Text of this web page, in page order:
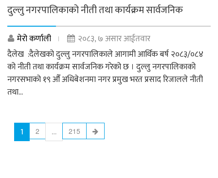
दुल्लु नगरपालिकाको नीती तथा कार्यक्रम सार्वजनिक
मेरो कर्णाली
२०८३, ७ असार आईतवार
दैलेख :दैलेखको दुल्लु नगरपालिकाले आगामी आर्थिक बर्ष २०८३/०८४
को नीती तथा कार्यक्रम सार्वजनिक गरेको छ । दुल्लु नगरपालिकाको
नगरसभाको १९ औँ अधिबेशनमा नगर प्रमुख भरत प्रसाद रिजालले नीती
तथा...
1 2 … 215